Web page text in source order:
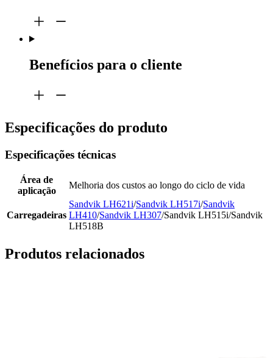
Benefícios para o cliente
Especificações do produto
Especificações técnicas
Área de
aplicação
Melhoria dos custos ao longo do ciclo de vida
Carregadeiras
Sandvik LH621i/Sandvik LH517i/Sandvik
LH410/Sandvik LH307/Sandvik LH515i/Sandvik
LH518B
Produtos relacionados